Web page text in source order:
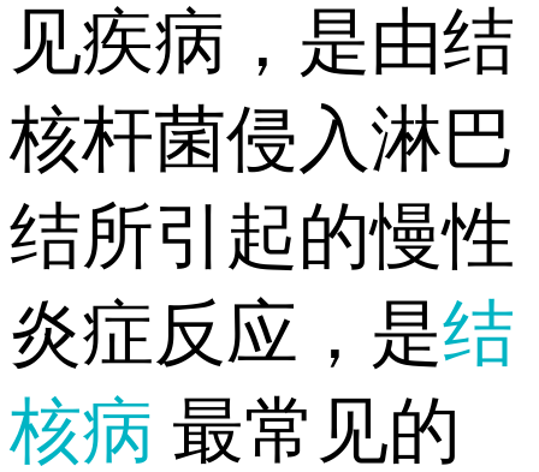
见疾病，是由结
核杆菌侵入淋巴
结所引起的慢性
炎症反应，是结
核病 最常见的